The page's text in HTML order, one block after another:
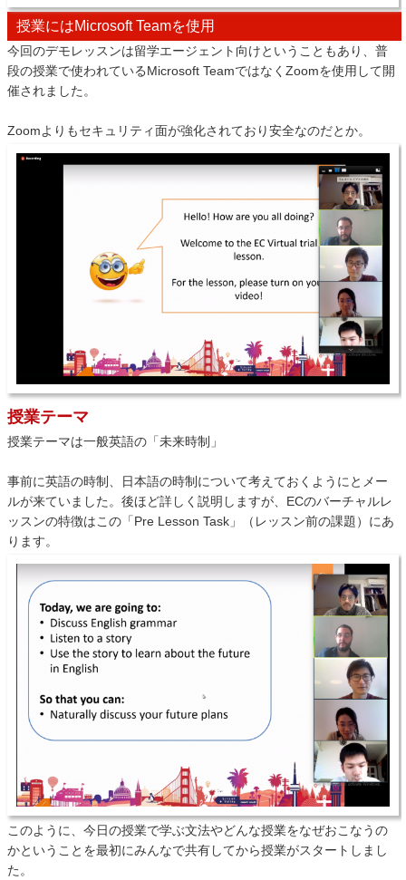
授業にはMicrosoft Teamを使用
今回のデモレッスンは留学エージェント向けということもあり、普
段の授業で使われているMicrosoft TeamではなくZoomを使用して開
催されました。
Zoomよりもセキュリティ面が強化されており安全なのだとか。
授業テーマ
授業テーマは一般英語の「未来時制」
事前に英語の時制、日本語の時制について考えておくようにとメー
ルが来ていました。後ほど詳しく説明しますが、ECのバーチャルレ
ッスンの特徴はこの「Pre Lesson Task」（レッスン前の課題）にあ
ります。
このように、今日の授業で学ぶ文法やどんな授業をなぜおこなうの
かということを最初にみんなで共有してから授業がスタートしまし
た。